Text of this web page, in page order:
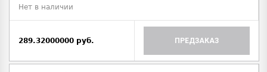
Нет в наличии
289.32000000 руб. ПРЕДЗАКАЗ